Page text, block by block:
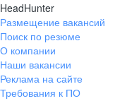
HeadHunter
Размещение вакансий
Поиск по резюме
О компании
Наши вакансии
Реклама на сайте
Требования к ПО